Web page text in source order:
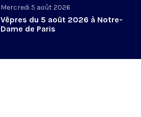
Mercredi 5 août 2026
Vêpres du 5 août 2026 à Notre-
Dame de Paris